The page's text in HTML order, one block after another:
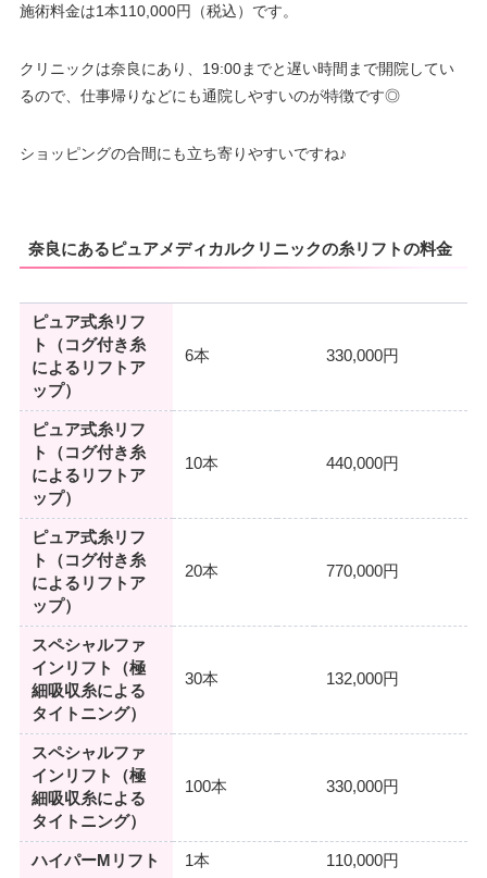
施術料金は1本110,000円（税込）です。
クリニックは奈良にあり、19:00までと遅い時間まで開院してい
るので、仕事帰りなどにも通院しやすいのが特徴です◎
ショッピングの合間にも立ち寄りやすいですね♪
奈良にあるピュアメディカルクリニックの糸リフトの料金
ピュア式糸リフ
ト（コグ付き糸
によるリフトア
ップ）
6本 330,000円
ピュア式糸リフ
ト（コグ付き糸
によるリフトア
ップ）
10本 440,000円
ピュア式糸リフ
ト（コグ付き糸
によるリフトア
ップ）
20本 770,000円
スペシャルファ
インリフト（極
細吸収糸による
タイトニング）
30本 132,000円
スペシャルファ
インリフト（極
細吸収糸による
タイトニング）
100本 330,000円
ハイパーMリフト 1本 110,000円